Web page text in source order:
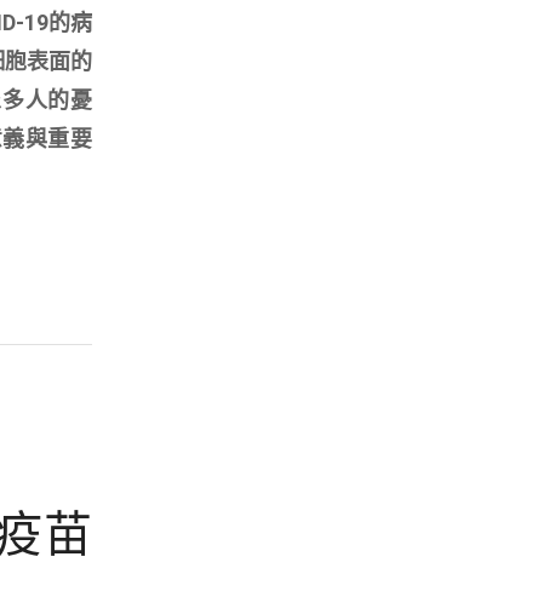
19的病
表面的
人的憂
與重要
苗